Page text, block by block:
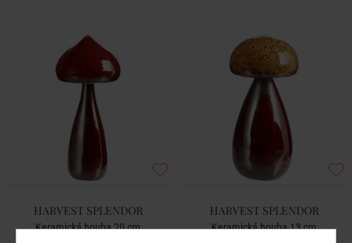
HARVEST SPLENDOR
Keramická houba 20 cm
HARVEST SPLENDOR
Keramická houba 13 cm